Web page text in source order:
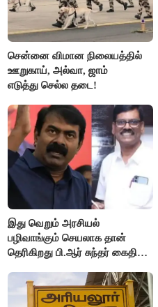
சென்னை விமான நிலையத்தில்
ஊறுகாய், அல்வா, ஜாம்
எடுத்து செல்ல தடை!
இது வெறும் அரசியல்
பழிவாங்கும் செயலாக தான்
தெரிகிறது பி.ஆர் சுந்தர் கைதிற்கு